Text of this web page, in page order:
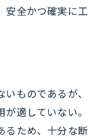
全かつ確実に
ものであるが
適していない
ため、十分な